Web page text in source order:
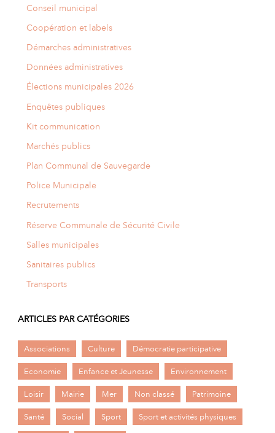
Conseil municipal
Coopération et labels
Démarches administratives
Données administratives
Élections municipales 2026
Enquêtes publiques
Kit communication
Marchés publics
Plan Communal de Sauvegarde
Police Municipale
Recrutements
Réserve Communale de Sécurité Civile
Salles municipales
Sanitaires publics
Transports
ARTICLES PAR CATÉGORIES
Associations Culture Démocratie participative
Economie Enfance et Jeunesse Environnement
Loisir Mairie Mer Non classé Patrimoine
Santé Social Sport Sport et activités physiques